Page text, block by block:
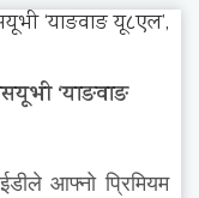
‘याङवाङ
आफ्नो प्रिमियम